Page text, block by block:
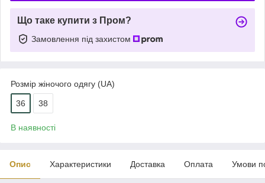
Що таке купити з Пром?
Замовлення під захистом
Розмір жіночого одягу (UA)
36 38
В наявності
Опис Характеристики Доставка Оплата Умови